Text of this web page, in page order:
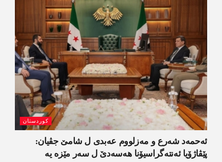
کوردستان
ئەحمەد شەرع و مەزلووم عەبدی ل شامێ جڤیان:
پێڤاژۆیا ئەنتەگراسیۆنا ھەسەدێ ل سەر مێزە یە